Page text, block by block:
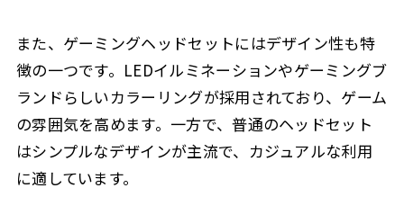
また、ゲーミングヘッドセットにはデザイン性も特
徴の一つです。LEDイルミネーションやゲーミングブ
ランドらしいカラーリングが採用されており、ゲーム
の雰囲気を高めます。一方で、普通のヘッドセット
はシンプルなデザインが主流で、カジュアルな利用
に適しています。